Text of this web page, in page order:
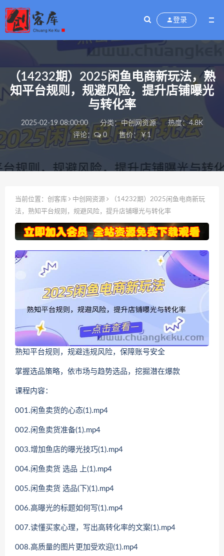
登录
（14232期）2025闲鱼电商新玩法，熟
知平台规则，规避风险，提升店铺曝光
与转化率
2025-02-19 08:00:00 分类：中创网资源
热度：4.8K
评论：
0 售价：￥1
当前位置： 创客库 中创网资源
（14232期）2025闲鱼电商新玩
法，熟知平台规则，规避风险，提升店铺曝光与转化率
熟知平台规则，规避违规风险，保障账号安全
掌握选品策略，依市场与趋势选品，挖掘潜在爆款
课程内容：
001.闲鱼卖货的心态(1).mp4
002.闲鱼卖货准备(1).mp4
003.增加鱼店的曝光技巧(1).mp4
004.闲鱼卖货 选品 上(1).mp4
005.闲鱼卖货 选品(下)(1).mp4
006.高曝光的标题如何写(1).mp4
007.读懂买家心理，写出高转化率的文案(1).mp4
008.高质量的图片更加受欢迎(1).mp4